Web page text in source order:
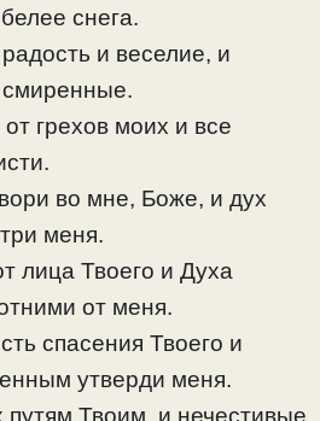
снега.
и веселие, и
смиренные.
грехов моих и все
во мне, Боже, и дух
меня.
лица Твоего и Духа
от меня.
спасения Твоего и
утверди меня.
путям Твоим, и нечестивые